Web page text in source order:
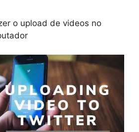
o upload de videos no